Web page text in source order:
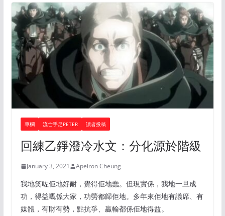
專欄 流亡手足PETER 讀者投稿
回練乙錚潑冷水文：分化源於階級
January 3, 2021 Apeiron Cheung
我地笑咗佢地好耐，覺得佢地蠢。但現實係，我地一旦成
功，得益嘅係大家，功勞都歸佢地。多年來佢地有議席、有
媒體，有財有勢，點抗爭、贏輸都係佢地得益。